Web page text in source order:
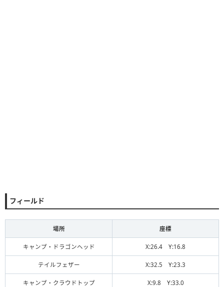
フィールド
場所 座標
キャンプ・ドラゴンヘッド X:26.4 Y:16.8
テイルフェザー X:32.5 Y:23.3
キャンプ・クラウドトップ X:9.8 Y:33.0